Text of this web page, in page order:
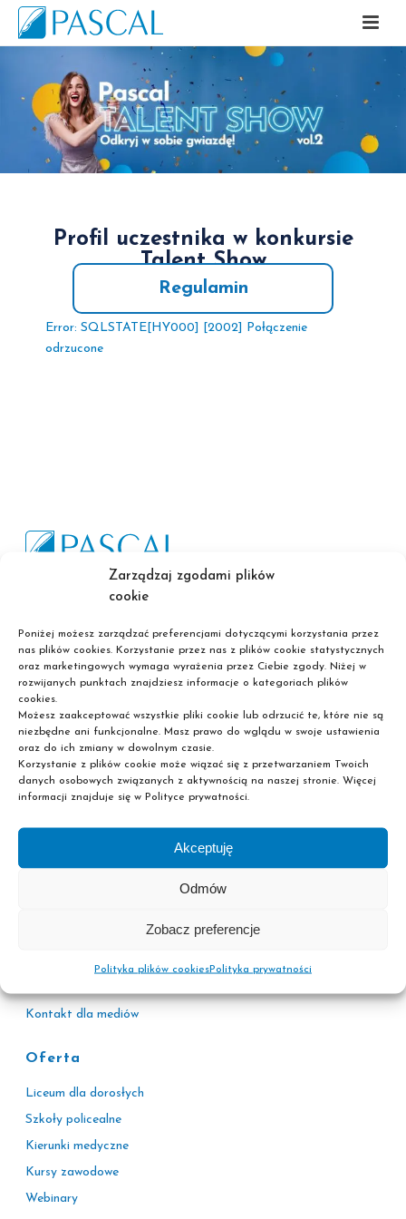
Zarządzaj zgodami plików
cookie
Poniżej możesz zarządzać preferencjami dotyczącymi korzystania przez
nas plików cookies. Korzystanie przez nas z plików cookie statystycznych
oraz marketingowych wymaga wyrażenia przez Ciebie zgody. Niżej w
rozwijanych punktach znajdziesz informacje o kategoriach plików
cookies.
Możesz zaakceptować wszystkie pliki cookie lub odrzucić te, które nie są
niezbędne ani funkcjonalne. Masz prawo do wglądu w swoje ustawienia
oraz do ich zmiany w dowolnym czasie.
Korzystanie z plików cookie może wiązać się z przetwarzaniem Twoich
danych osobowych związanych z aktywnością na naszej stronie. Więcej
informacji znajduje się w Polityce prywatności.
Akceptuję
Odmów
Zobacz preferencje
Polityka plików cookiesPolityka prywatności
Profil uczestnika w konkursie
Talent Show
Error: SQLSTATE[HY000] [2002] Połączenie
odrzucone
Regulamin
Szkoła policealna
Nie wymagamy matury!
Informacje
Polityka prywatności
Adresy sekretariatów
Wirtualny doradca
Kontakt dla mediów
Oferta
Liceum dla dorosłych
Szkoły policealne
Kierunki medyczne
Kursy zawodowe
Webinary